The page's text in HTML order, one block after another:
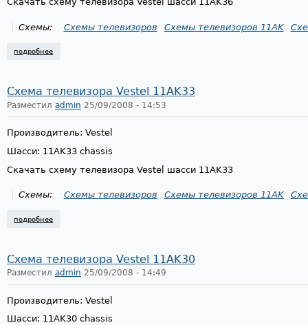
Схемы: Схемы телевизоров Схемы телевизоров 11AK
подробнее
Схема телевизора Vestel 11AK33
Разместил admin 25/09/2008 - 14:53
Производитель: Vestel
Шасси: 11AK33 chassis
Скачать схему телевизора Vestel шасси 11AK33
Схемы: Схемы телевизоров Схемы телевизоров 11AK
подробнее
Схема телевизора Vestel 11AK30
Разместил admin 25/09/2008 - 14:49
Производитель: Vestel
Шасси: 11AK30 chassis